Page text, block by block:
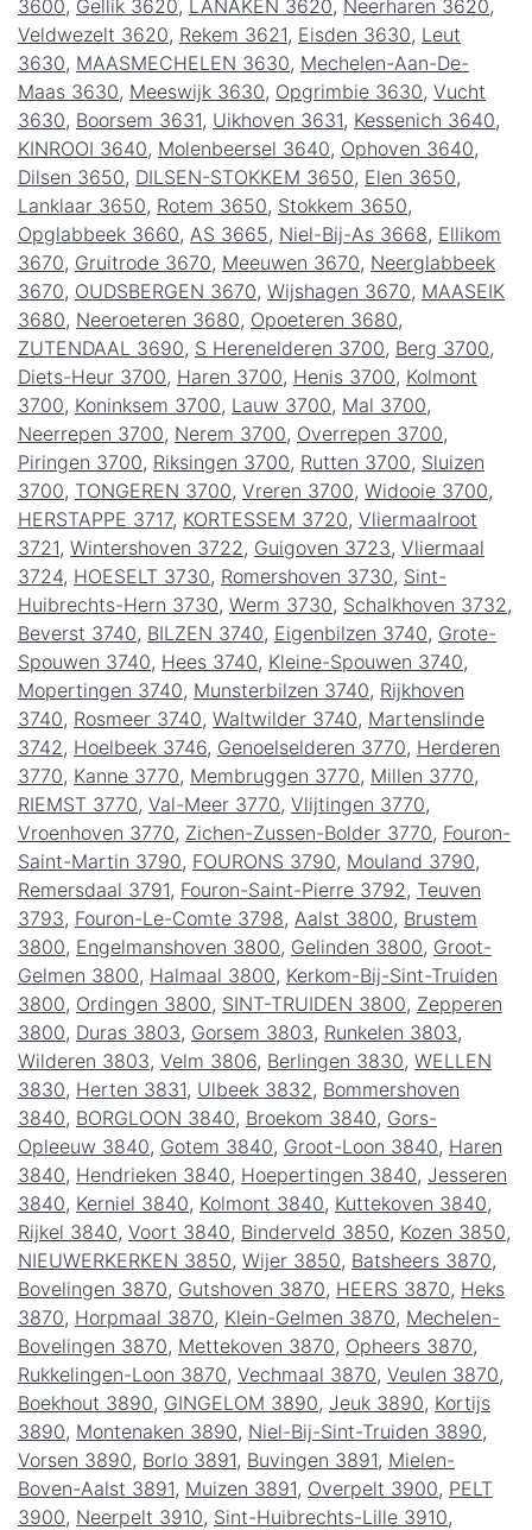
3600, Gellik 3620, LANAKEN 3620, Neerharen 3620,
Veldwezelt 3620, Rekem 3621, Eisden 3630, Leut
3630, MAASMECHELEN 3630, Mechelen-Aan-De-
Maas 3630, Meeswijk 3630, Opgrimbie 3630, Vucht
3630, Boorsem 3631, Uikhoven 3631, Kessenich 3640,
KINROOI 3640, Molenbeersel 3640, Ophoven 3640,
Dilsen 3650, DILSEN-STOKKEM 3650, Elen 3650,
Lanklaar 3650, Rotem 3650, Stokkem 3650,
Opglabbeek 3660, AS 3665, Niel-Bij-As 3668, Ellikom
3670, Gruitrode 3670, Meeuwen 3670, Neerglabbeek
3670, OUDSBERGEN 3670, Wijshagen 3670, MAASEIK
3680, Neeroeteren 3680, Opoeteren 3680,
ZUTENDAAL 3690, S Herenelderen 3700, Berg 3700,
Diets-Heur 3700, Haren 3700, Henis 3700, Kolmont
3700, Koninksem 3700, Lauw 3700, Mal 3700,
Neerrepen 3700, Nerem 3700, Overrepen 3700,
Piringen 3700, Riksingen 3700, Rutten 3700, Sluizen
3700, TONGEREN 3700, Vreren 3700, Widooie 3700,
HERSTAPPE 3717, KORTESSEM 3720, Vliermaalroot
3721, Wintershoven 3722 , Guigoven 3723, Vliermaal
3724, HOESELT 3730, Romershoven 3730, Sint-
Huibrechts-Hern 3730, Werm 3730, Schalkhoven 3732 ,
Beverst 3740, BILZEN 3740, Eigenbilzen 3740, Grote-
Spouwen 3740, Hees 3740, Kleine-Spouwen 3740,
Mopertingen 3740, Munsterbilzen 3740, Rijkhoven
3740, Rosmeer 3740, Waltwilder 3740, Martenslinde
3742 , Hoelbeek 3746, Genoelselderen 3770, Herderen
3770, Kanne 3770, Membruggen 3770, Millen 3770,
RIEMST 3770, Val-Meer 3770, Vlijtingen 3770,
Vroenhoven 3770, Zichen-Zussen-Bolder 3770, Fouron-
Saint-Martin 3790, FOURONS 3790, Mouland 3790,
Remersdaal 3791, Fouron-Saint-Pierre 3792 , Teuven
3793, Fouron-Le-Comte 3798, Aalst 3800, Brustem
3800, Engelmanshoven 3800, Gelinden 3800, Groot-
Gelmen 3800, Halmaal 3800, Kerkom-Bij-Sint-Truiden
3800, Ordingen 3800, SINT-TRUIDEN 3800, Zepperen
3800, Duras 3803, Gorsem 3803, Runkelen 3803,
Wilderen 3803, Velm 3806, Berlingen 3830, WELLEN
3830, Herten 3831, Ulbeek 3832 , Bommershoven
3840, BORGLOON 3840, Broekom 3840, Gors-
Opleeuw 3840, Gotem 3840, Groot-Loon 3840, Haren
3840, Hendrieken 3840, Hoepertingen 3840, Jesseren
3840, Kerniel 3840, Kolmont 3840, Kuttekoven 3840,
Rijkel 3840, Voort 3840, Binderveld 3850, Kozen 3850,
NIEUWERKERKEN 3850, Wijer 3850, Batsheers 3870,
Bovelingen 3870, Gutshoven 3870, HEERS 3870, Heks
3870, Horpmaal 3870, Klein-Gelmen 3870, Mechelen-
Bovelingen 3870, Mettekoven 3870, Opheers 3870,
Rukkelingen-Loon 3870, Vechmaal 3870, Veulen 3870,
Boekhout 3890, GINGELOM 3890, Jeuk 3890, Kortijs
3890, Montenaken 3890, Niel-Bij-Sint-Truiden 3890,
Vorsen 3890, Borlo 3891, Buvingen 3891, Mielen-
Boven-Aalst 3891, Muizen 3891, Overpelt 3900, PELT
3900, Neerpelt 3910, Sint-Huibrechts-Lille 3910,